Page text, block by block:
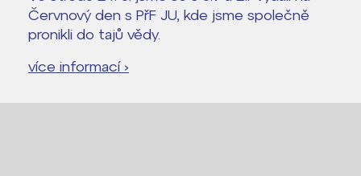
Červnový den s PřF JU, kde jsme společně
pronikli do tajů vědy.
více informací ›